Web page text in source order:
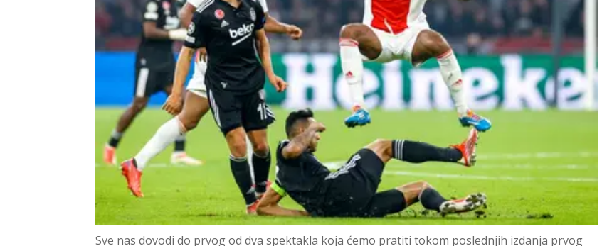
Sve nas dovodi do prvog od dva spektakla koja ćemo pratiti tokom poslednjih izdanja prvog